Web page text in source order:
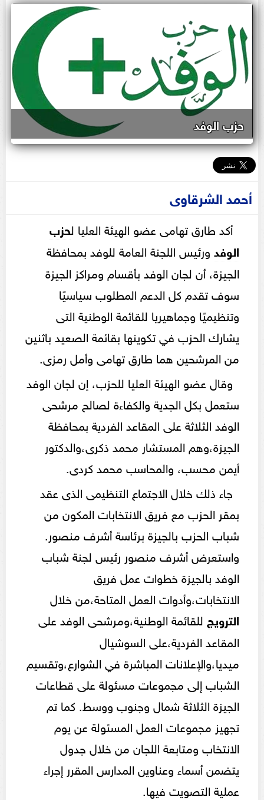
حزب الوفد
أحمد الشرقاوى
أكد طارق تهامى عضو الهيئة العليا لحزب
الوفد ورئيس اللجنة العامة للوفد بمحافظة
الجيزة، أن لجان الوفد بأقسام ومراكز الجيزة
سوف تقدم كل الدعم المطلوب سياسيًا
وتنظيميًا وجماهيريا للقائمة الوطنية التى
يشارك الحزب في تكوينها بقائمة الصعيد باثنين
من المرشحين هما طارق تهامى وأمل رمزى.
وقال عضو الهيئة العليا للحزب، إن لجان الوفد
ستعمل بكل الجدية والكفاءة لصالح مرشحى
الوفد الثلاثة على المقاعد الفردية بمحافظة
الجيزة،وهم المستشار محمد ذكرى،والدكتور
أيمن محسب، والمحاسب محمد كردى.
جاء ذلك خلال الاجتماع التنظيمى الذى عقد
بمقر الحزب مع فريق الانتخابات المكون من
شباب الحزب بالجيزة برئاسة أشرف منصور.
واستعرض أشرف منصور رئيس لجنة شباب
الوفد بالجيزة خطوات عمل فريق
الانتخابات،وأدوات العمل المتاحة،من خلال
الترويج للقائمة الوطنية،ومرشحى الوفد على
المقاعد الفردية،على السوشيال
ميديا،والإعلانات المباشرة في الشوارع،وتقسيم
الشباب إلى مجموعات مسئولة على قطاعات
الجيزة الثلاثة شمال وجنوب ووسط. كما تم
تجهيز مجموعات العمل المسئولة عن يوم
الانتخاب ومتابعة اللجان من خلال جدول
يتضمن أسماء وعناوين المدارس المقرر إجراء
عملية التصويت فيها.